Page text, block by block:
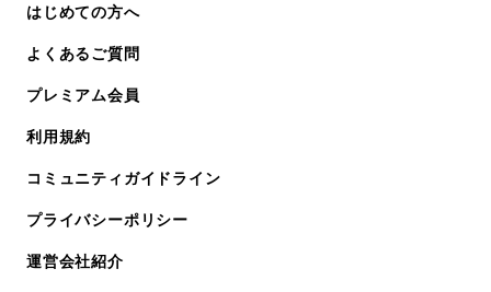
はじめての方へ
よくあるご質問
プレミアム会員
利用規約
コミュニティガイドライン
プライバシーポリシー
運営会社紹介